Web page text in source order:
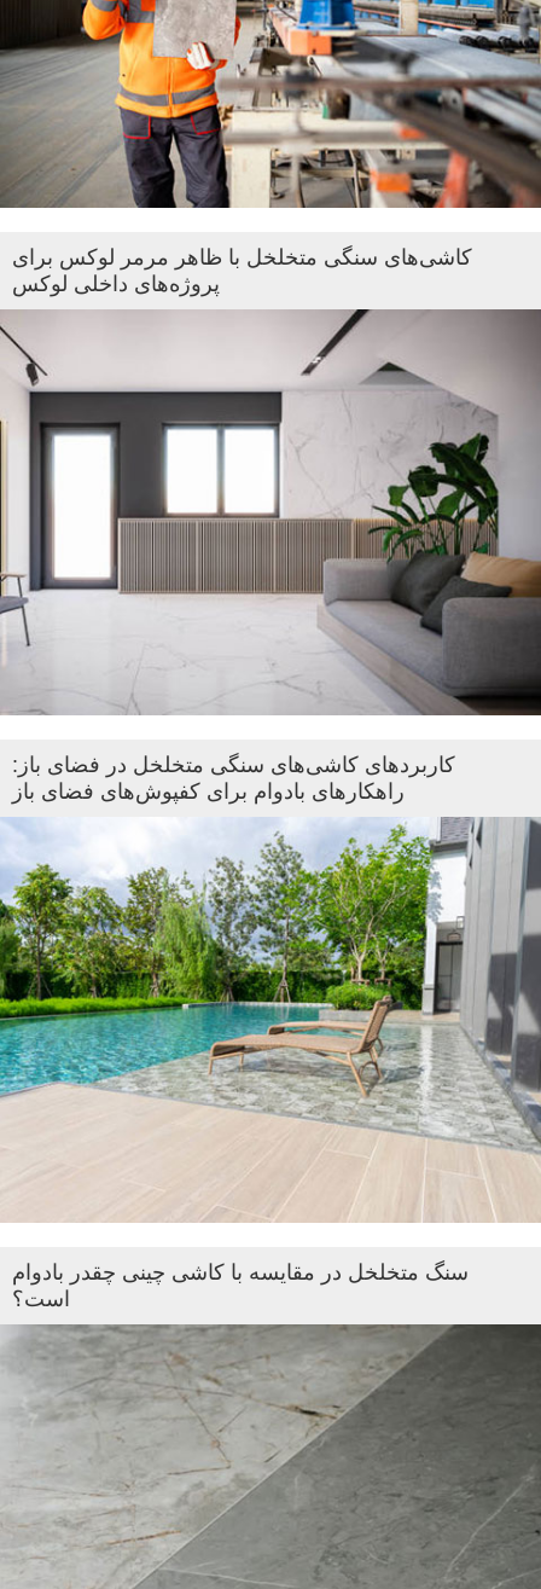
کاشی‌های سنگی متخلخل با ظاهر مرمر لوکس برای
پروژه‌های داخلی لوکس
کاربردهای کاشی‌های سنگی متخلخل در فضای باز:
راهکارهای بادوام برای کفپوش‌های فضای باز
سنگ متخلخل در مقایسه با کاشی چینی چقدر بادوام
است؟